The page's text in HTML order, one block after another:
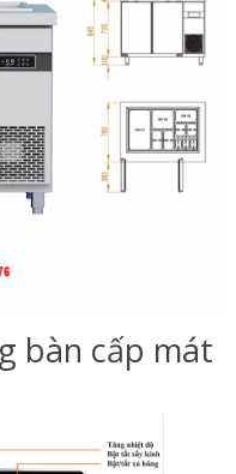
bàn cấp mát